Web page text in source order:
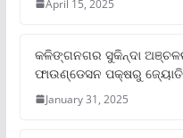
April 15, 2025
କଳିଙ୍ଗନଗର ସୁକିନ୍ଦା
ଫାଉଣ୍ଡେସନ ପକ୍ଷରୁ
January 31, 2025